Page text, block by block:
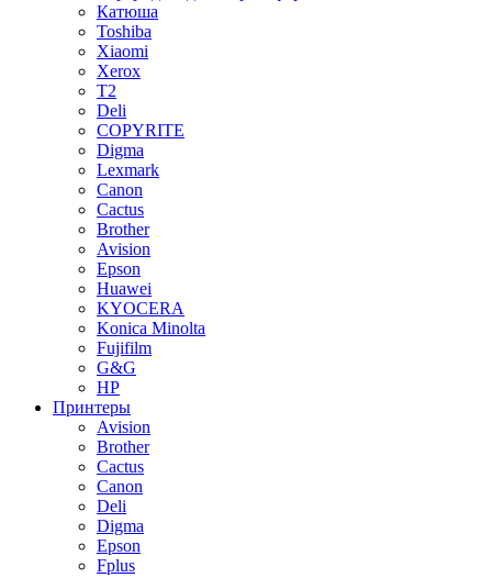
Катюша
Toshiba
Xiaomi
Xerox
T2
Deli
COPYRITE
Digma
Lexmark
Canon
Cactus
Brother
Avision
Epson
Huawei
KYOCERA
Konica Minolta
Fujifilm
G&G
HP
Принтеры
Avision
Brother
Cactus
Canon
Deli
Digma
Epson
Fplus